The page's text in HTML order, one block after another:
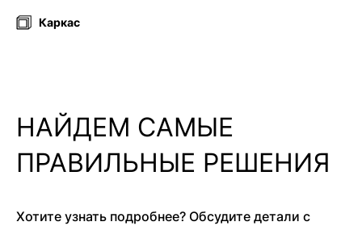
Каркас
НАЙДЕМ САМЫЕ
ПРАВИЛЬНЫЕ РЕШЕНИЯ
Хотите узнать подробнее? Обсудите детали с